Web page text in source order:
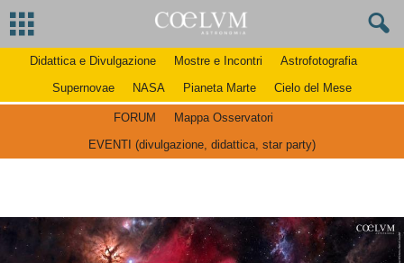
Didattica e Divulgazione Mostre e Incontri
Astrofotografia
Supernovae
NASA Pianeta Marte Cielo del Mese
FORUM
Mappa Osservatori
EVENTI (divulgazione, didattica, star party)